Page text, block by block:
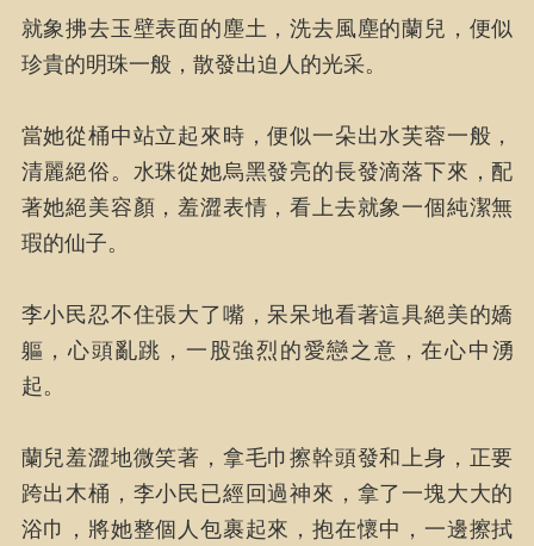
就象拂去玉壁表面的塵土，洗去風塵的蘭兒，便似
珍貴的明珠一般，散發出迫人的光采。
當她從桶中站立起來時，便似一朵出水芙蓉一般，
清麗絕俗。水珠從她烏黑發亮的長發滴落下來，配
著她絕美容顏，羞澀表情，看上去就象一個純潔無
瑕的仙子。
李小民忍不住張大了嘴，呆呆地看著這具絕美的嬌
軀，心頭亂跳，一股強烈的愛戀之意，在心中湧
起。
蘭兒羞澀地微笑著，拿毛巾擦幹頭發和上身，正要
跨出木桶，李小民已經回過神來，拿了一塊大大的
浴巾，將她整個人包裹起來，抱在懷中，一邊擦拭